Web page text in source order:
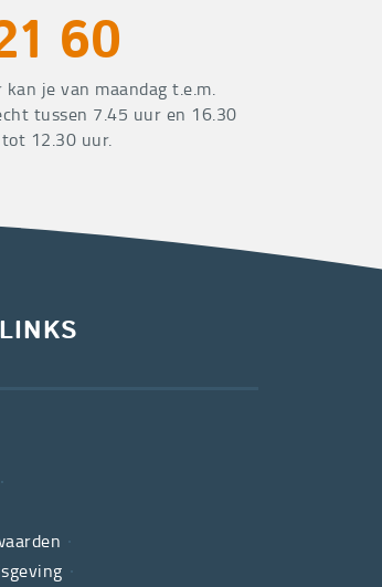
60
je van maandag t.e.m.
tussen 7.45 uur en 16.30
12.30 uur.